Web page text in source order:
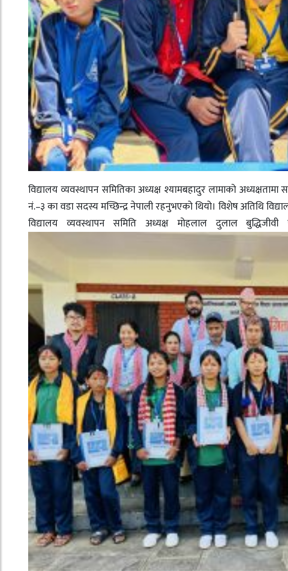
विद्यालय व्यवस्थापन समितिका अध्यक्ष श्यामबहादुर लामाको अध्यक्षतामा
नं.–३ का वडा सदस्य मच्छिन्द्र नेपाली रहनुभएको थियो। विशेष अतिथि
विद्यालय व्यवस्थापन समिति अध्यक्ष मोहलाल दुलाल